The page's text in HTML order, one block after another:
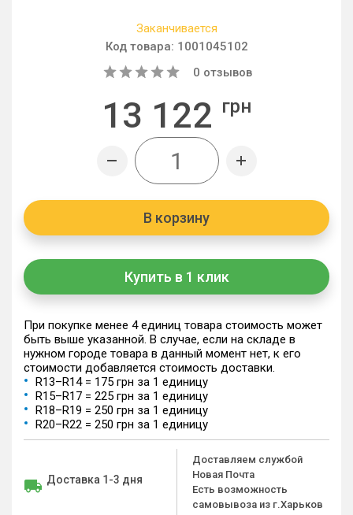
Заканчивается
Код товара: 1001045102
0 отзывов
13 122 грн
В корзину
Купить в 1 клик
При покупке менее 4 единиц товара стоимость может
быть выше указанной. В случае, если на складе в
нужном городе товара в данный момент нет, к его
стоимости добавляется стоимость доставки.
R13–R14 = 175 грн за 1 единицу
R15–R17 = 225 грн за 1 единицу
R18–R19 = 250 грн за 1 единицу
R20–R22 = 250 грн за 1 единицу
Доставка 1-3 дня
Доставляем службой
Новая Почта
Есть возможность
самовывоза из г.Харьков